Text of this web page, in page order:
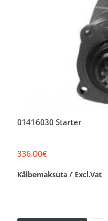
01416030 Starter
336.00€
Käibemaksuta / Excl.Vat